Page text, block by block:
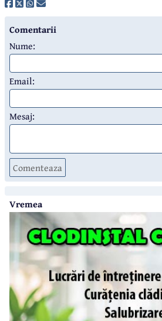
Comentarii
Nume:
Email:
Mesaj:
Comenteaza
Vremea